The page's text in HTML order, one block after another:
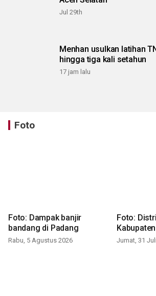
Jul 29th
Menhan usulkan latihan
hingga tiga kali setahun
17 jam lalu
Foto
Foto: Dampak banjir
bandang di Padang
Rabu, 5 Agustus 2026
Foto:
Jumat, 31